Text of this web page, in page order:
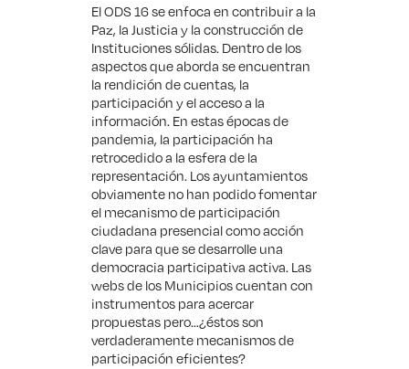
El ODS 16 se enfoca en contribuir a la
Paz, la Justicia y la construcción de
Instituciones sólidas. Dentro de los
aspectos que aborda se encuentran
la rendición de cuentas, la
participación y el acceso a la
información. En estas épocas de
pandemia, la participación ha
retrocedido a la esfera de la
representación. Los ayuntamientos
obviamente no han podido fomentar
el mecanismo de participación
ciudadana presencial como acción
clave para que se desarrolle una
democracia participativa activa. Las
webs de los Municipios cuentan con
instrumentos para acercar
propuestas pero…¿éstos son
verdaderamente mecanismos de
participación eficientes?